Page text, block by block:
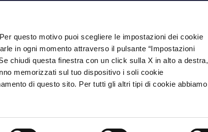
questo motivo puoi scegliere le impostazioni dei cookie
in ogni momento attraverso il pulsante “Impostazioni
chiudi questa finestra con un click sulla X in alto a destra,
memorizzati sul tuo dispositivo i soli cookie
di questo sito. Per tutti gli altri tipi di cookie abbiamo